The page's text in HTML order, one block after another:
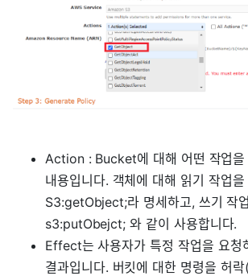
Action : Bucket에 대해 어떤 작업을
내용입니다. 객체에 대해 읽기 작업
S3:getObject;라 명세하고, 쓰기 작
s3:putObejct; 와 같이 사용합니다.
Effect는 사용자가 특정 작업을 요청
결과입니다. 버킷에 대한 명령을 허